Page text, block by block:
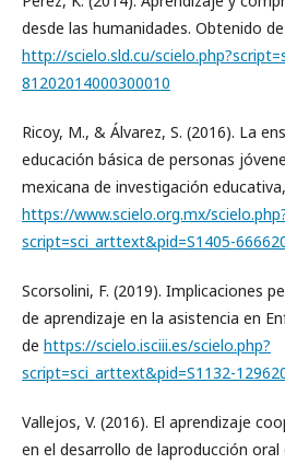
desde las humanidades. Obtenido de
http://scielo.sld.cu/
81202014000300010
Ricoy, M., & Álvarez, S. (2016). La
educación básica de personas
mexicana de investigación
https://www.scielo.org.mx/
script=sci_arttext&pid=S1405-
Scorsolini, F. (2019). Implicaciones
de aprendizaje en la asistencia en
de https://scielo.isciii.es/scielo.php?
script=sci_arttext&pid=S1132-
Vallejos, V. (2016). El aprendizaje
en el desarrollo de laproducción oral